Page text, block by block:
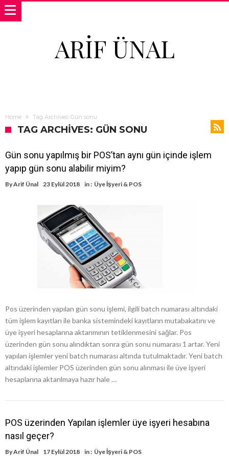
ARIF ÜNAL
Home Tag Archives: Gün sonu
TAG ARCHIVES: GÜN SONU
Gün sonu yapılmış bir POS’tan aynı gün içinde işlem
yapıp gün sonu alabilir miyim?
ByArif Ünal 23 Eylül 2018 in : Üye İşyeri & POS
Pos üzerinden yapılan gün sonu işlemi, ilgili batch numarası altındaki
tüm işlem kayıtları ile banka sistemindeki kayıtların mutabakatını ve
üye işyeri hesaplarına aktarımının tetiklenmesini sağlar. Pos
üzerinden gün sonu alındıktan sonra gün sonu numarası 1 artar. Yeni
yapılan işlemler yeni batch numarası altında tutulmaktadır. Yeni batch
altındaki işlemler POS üzerinden gün sonu alınması ile üye işyeri
hesaplarına aktarılmaya hazır hale …
POS üzerinden Yapılan işlemler üye işyeri hesabına
nasıl geçer?
ByArif Ünal 17 Eylül 2018 in : Üye İşyeri & POS